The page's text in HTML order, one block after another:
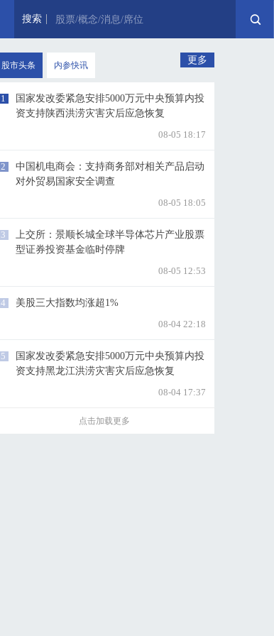
搜索 股票/概念/消息/席位
股市头条 内参快讯 更多
1
国家发改委紧急安排5000万元中央预算内投
资支持陕西洪涝灾害灾后应急恢复
08-05 18:17
2
中国机电商会：支持商务部对相关产品启动
对外贸易国家安全调查
08-05 18:05
3
上交所：景顺长城全球半导体芯片产业股票
型证券投资基金临时停牌
08-05 12:53
4
美股三大指数均涨超1%
08-04 22:18
5
国家发改委紧急安排5000万元中央预算内投
资支持黑龙江洪涝灾害灾后应急恢复
08-04 17:37
点击加载更多